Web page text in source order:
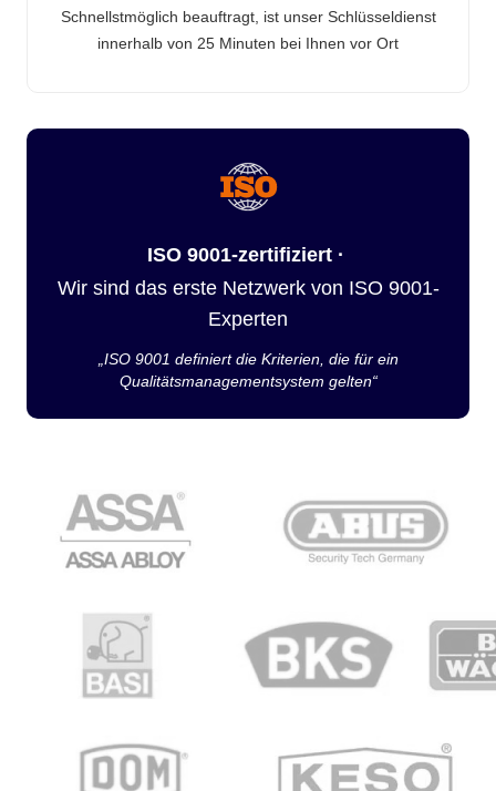
Schnellstmöglich beauftragt, ist unser Schlüsseldienst
innerhalb von 25 Minuten bei Ihnen vor Ort
ISO 9001-zertifiziert ·
Wir sind das erste Netzwerk von ISO 9001-
Experten
„ISO 9001 definiert die Kriterien, die für ein
Qualitätsmanagementsystem gelten“